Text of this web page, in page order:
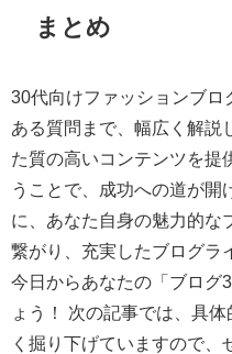
まとめ
30代向けファッションブロ
ある質問まで、幅広く解説
た質の高いコンテンツを提
うことで、成功への道が開
に、あなた自身の魅力的な
繋がり、充実したブログラ
今日からあなたの「ブログ
ょう！ 次の記事では、具
く掘り下げていますので、